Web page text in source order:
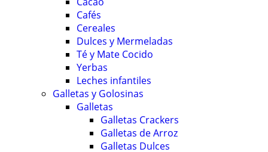
Cafés
Cereales
Dulces y Mermeladas
Té y Mate Cocido
Yerbas
Leches infantiles
Galletas y Golosinas
Galletas
Galletas Crackers
Galletas de Arroz
Galletas Dulces